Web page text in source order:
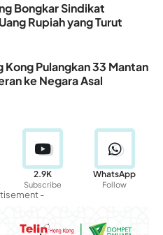
Bongkar Sindikat
Rupiah yang Turut
Kong Pulangkan 33 Mantan
ke Negara Asal
2.9K
Subscribe
WhatsApp
Follow
-